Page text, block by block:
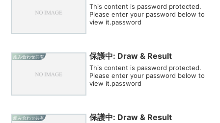
This content is password protected.
Please enter your password below to
view it.password
組み合わせ共有 保護中: Draw & Result
This content is password protected.
Please enter your password below to
view it.password
組み合わせ共有 保護中: Draw & Result